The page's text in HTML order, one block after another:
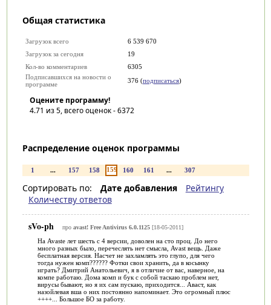
Общая статистика
Загрузок всего
6 539 670
Загрузок за сегодня
19
Кол-во комментариев
6305
Подписавшихся на новости о
программе
376 (подписаться)
Оцените программу!
4.71 из 5, всего оценок -6372
Распределение оценок программы
1 ... 157 158 159 160 161 ... 307
Сортировать по: Дате добавления
Рейтингу
Количеству ответов
sVo-ph про avast! Free Antivirus 6.0.1125[18-05-2011]
На Avaste лет шесть с 4 версии, доволен на сто проц. До него
много разных было, перечеслять нет смысла, Avast вещь. Даже
бесплатная версия. Насчет не захламлять это глупо, для чего
тогда нужен комп?????? Фотки свои хранить, да в косынку
играть? Дмитрий Анатольевич, я в отличие от вас, наверное, на
компе работаю. Дома комп и бук с собой таскаю проблем нет,
вирусы бывают, но я их сам пускаю, приходится... Аваст, как
назойлевая вша о них постоянно напоминает. Это огромный плюс
++++... Большое БО за работу.